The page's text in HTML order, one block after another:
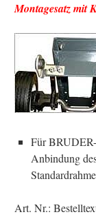
Montagesatz mit
Für
Anbindung
Art. Nr.: